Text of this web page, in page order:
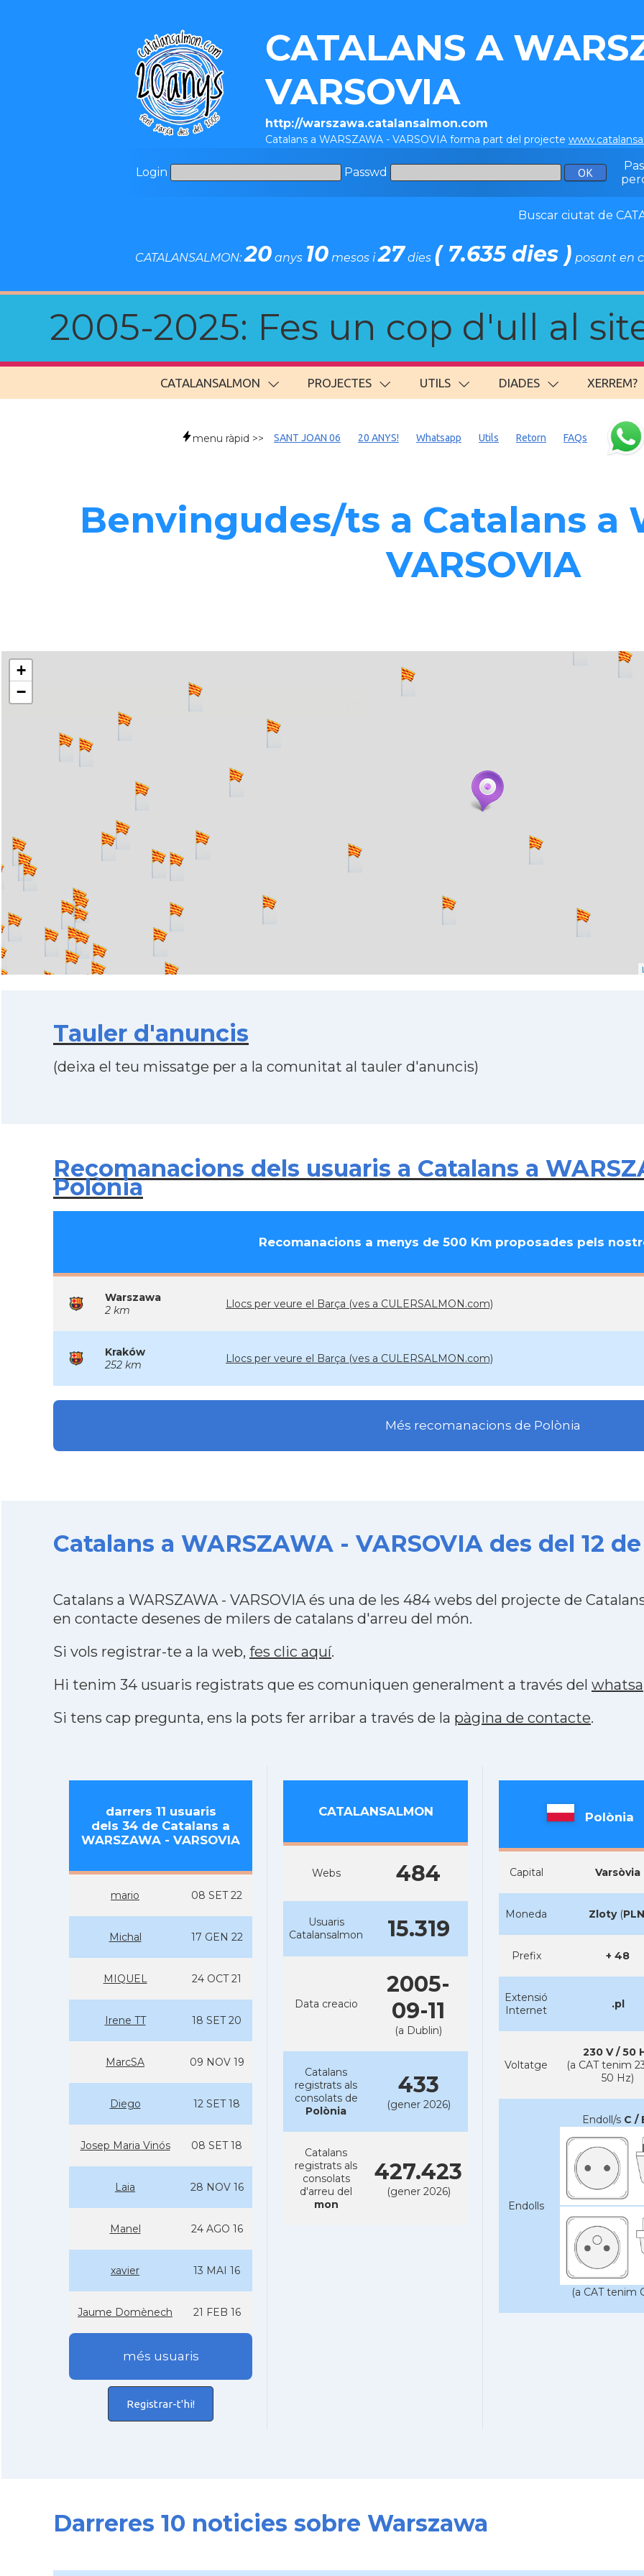
CATALANS A
VARSOVIA
http://warszawa.catalansalmon.com
Catalans a WARSZAWA - VARSOVIA forma part del projecte
Login Passwd
Buscar ciutat de
CATALANSALMON:20 anys 10 mesos i27 dies ( 7.635 dies ) posant en
2005-2025: Fes un cop d'ull al
CATALANSALMON PROJECTES UTILS DIADES XERREM?
menu ràpid >> SANT JOAN 06 20 ANYS! Whatsapp Utils Retorn FAQs
Benvingudes/ts a Catalans a
VARSOVIA
... carregant 484 webs... un moment si us
+
−
Tauler d'anuncis
(deixa el teu missatge per a la comunitat al tauler d'anuncis)
Recomanacions dels usuaris a Catalans a
Polònia
Recomanacions a menys de 500 Km proposades pels
Warszawa
2 km
Llocs per veure el Barça (ves a CULERSALMON.com)
Kraków
252 km
Llocs per veure el Barça (ves a CULERSALMON.com)
Més recomanacions de Polònia
Catalans a WARSZAWA - VARSOVIA des del 12
Catalans a WARSZAWA - VARSOVIA és una de les 484 webs del projecte de
en contacte desenes de milers de catalans d'arreu del món.
Si vols registrar-te a la web, fes clic aquí.
Hi tenim 34 usuaris registrats que es comuniquen generalment a través del
Si tens cap pregunta, ens la pots fer arribar a través de la pàgina de contacte.
darrers 11 usuaris
dels 34 de Catalans a
WARSZAWA - VARSOVIA
mario 08 SET 22
Michal 17 GEN 22
MIQUEL 24 OCT 21
Irene TT 18 SET 20
MarcSA 09 NOV 19
Diego 12 SET 18
Josep Maria Vinós 08 SET 18
Laia 28 NOV 16
Manel 24 AGO 16
xavier 13 MAI 16
Jaume Domènech 21 FEB 16
més usuaris
Registrar-t'hi!
CATALANSALMON
Webs 484
Usuaris
Catalansalmon
15.319
Data creacio
2005-
09-11
(a Dublin)
Catalans
registrats als
consolats de
Polònia
433
(gener 2026)
Catalans
registrats als
consolats
d'arreu del
mon
427.423
(gener 2026)
Polònia
Capital Varsòvia
Moneda Zloty(PLN
Prefix + 48
Extensió
Internet
.pl
Voltatge
230 V / 50
(a CAT tenim
50 Hz)
Endolls
Endoll/s C /
(a CAT tenim
Darreres 10 noticies sobre Warszawa